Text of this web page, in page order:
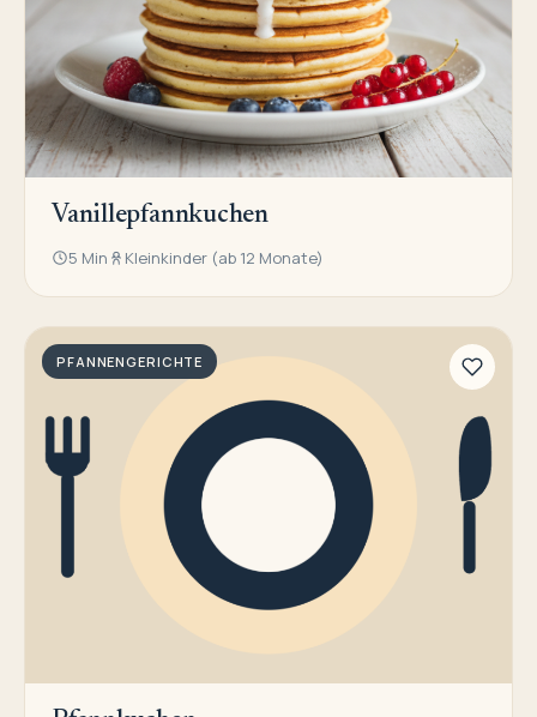
Vanillepfannkuchen
5 Min Kleinkinder (ab 12 Monate)
PFANNENGERICHTE